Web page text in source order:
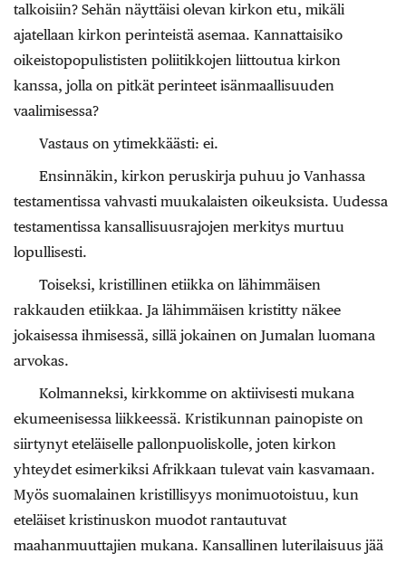
talkoisiin? Sehän näyttäisi olevan kirkon etu, mikäli
ajatellaan kirkon perinteistä asemaa. Kannattaisiko
oikeistopopulististen poliitikkojen liittoutua kirkon
kanssa, jolla on pitkät perinteet isänmaallisuuden
vaalimisessa?
Vastaus on ytimekkäästi: ei.
Ensinnäkin, kirkon peruskirja puhuu jo Vanhassa
testamentissa vahvasti muukalaisten oikeuksista. Uudessa
testamentissa kansallisuusrajojen merkitys murtuu
lopullisesti.
Toiseksi, kristillinen etiikka on lähimmäisen
rakkauden etiikkaa. Ja lähimmäisen kristitty näkee
jokaisessa ihmisessä, sillä jokainen on Jumalan luomana
arvokas.
Kolmanneksi, kirkkomme on aktiivisesti mukana
ekumeenisessa liikkeessä. Kristikunnan painopiste on
siirtynyt eteläiselle pallonpuoliskolle, joten kirkon
yhteydet esimerkiksi Afrikkaan tulevat vain kasvamaan.
Myös suomalainen kristillisyys monimuotoistuu, kun
eteläiset kristinuskon muodot rantautuvat
maahanmuuttajien mukana. Kansallinen luterilaisuus jää